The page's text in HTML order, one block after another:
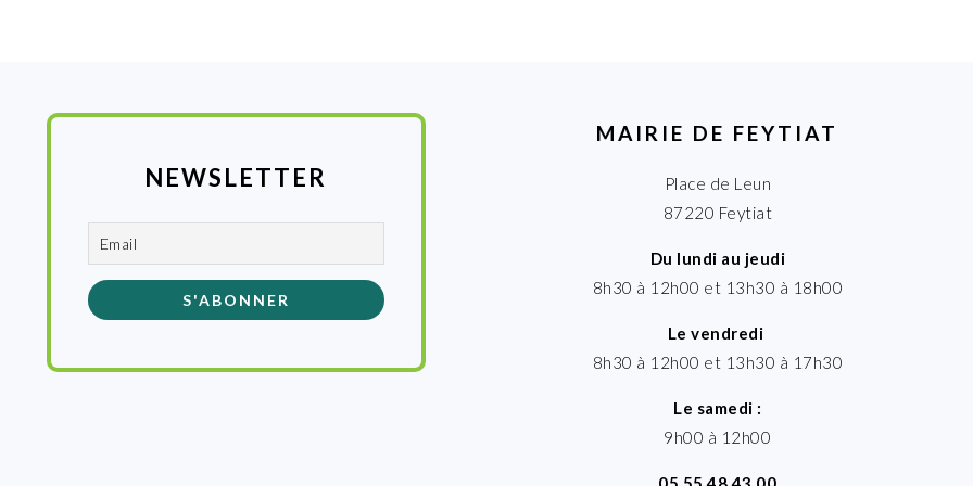
NEWSLETTER
MAIRIE DE FEYTIAT
Place de Leun
87220 Feytiat
Du lundi au jeudi
8h30 à 12h00 et 13h30 à 18h00
Le vendredi
8h30 à 12h00 et 13h30 à 17h30
Le samedi :
9h00 à 12h00